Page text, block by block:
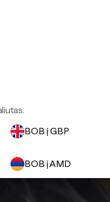
BOB į GBP
BOB į AMD